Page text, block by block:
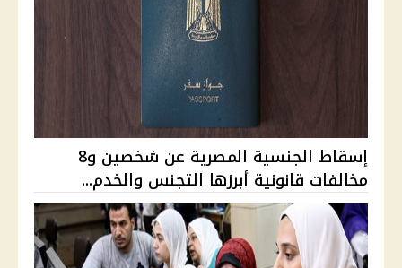
إسقاط الجنسية المصرية عن شخصين و8
مخالفات قانونية أبرزها التجنس والخدم...